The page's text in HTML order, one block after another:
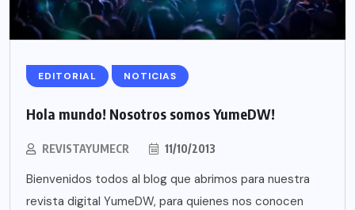
EDITORIAL NOTICIAS
Hola mundo! Nosotros somos YumeDW!
REVISTAYUMECR 11/10/2013
Bienvenidos todos al blog que abrimos para nuestra
revista digital YumeDW, para quienes nos conocen